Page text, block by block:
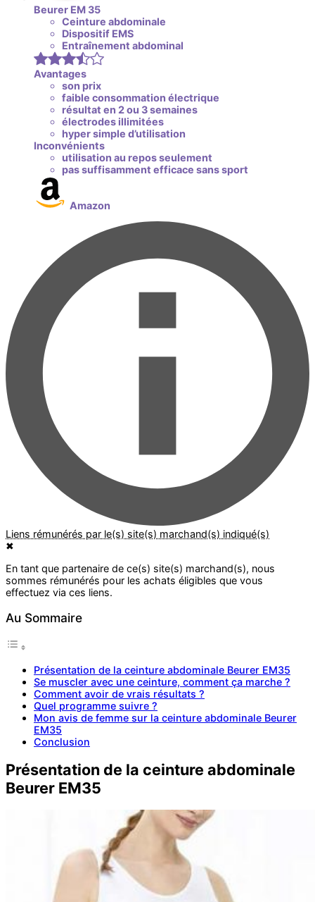
Beurer EM 35
Ceinture abdominale
Dispositif EMS
Entraînement abdominal
Avantages
son prix
faible consommation électrique
résultat en 2 ou 3 semaines
électrodes illimitées
hyper simple d’utilisation
Inconvénients
utilisation au repos seulement
pas suffisamment efficace sans sport
Amazon
✖
Au Sommaire
Présentation de la ceinture abdominale Beurer EM35
Se muscler avec une ceinture, comment ça marche ?
Comment avoir de vrais résultats ?
Quel programme suivre ?
Mon avis de femme sur la ceinture abdominale Beurer
EM35
Conclusion
Présentation de la ceinture abdominale
Beurer EM35